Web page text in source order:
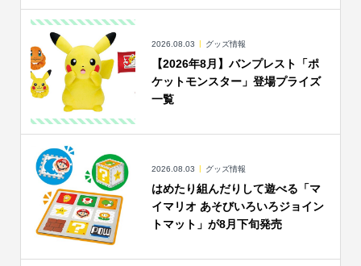
2026.08.03 グッズ情報
【2026年8月】バンプレスト「ポ
ケットモンスター」登場プライズ
一覧
2026.08.03 グッズ情報
はめたり組んだりして遊べる「マ
イマリオ あそびいろいろジョイン
トマット」が8月下旬発売